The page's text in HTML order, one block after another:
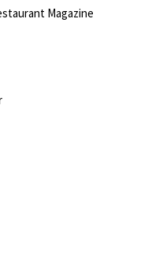
Magazine